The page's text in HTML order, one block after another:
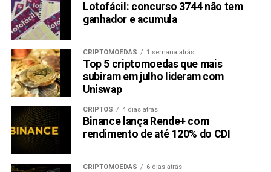
Lotofácil: concurso 3744 não tem
ganhador e acumula
CRIPTOMOEDAS 1 semana atrás
Top 5 criptomoedas que mais
subiram em julho lideram com
Uniswap
CRIPTOS 4 dias atrás
Binance lança Rende+ com
rendimento de até 120% do CDI
CRIPTOMOEDAS 6 dias atrás